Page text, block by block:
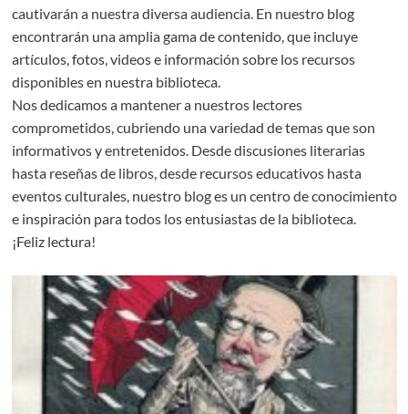
cautivarán a nuestra diversa audiencia. En nuestro blog
encontrarán una amplia gama de contenido, que incluye
artículos, fotos, videos e información sobre los recursos
disponibles en nuestra biblioteca.
Nos dedicamos a mantener a nuestros lectores
comprometidos, cubriendo una variedad de temas que son
informativos y entretenidos. Desde discusiones literarias
hasta reseñas de libros, desde recursos educativos hasta
eventos culturales, nuestro blog es un centro de conocimiento
e inspiración para todos los entusiastas de la biblioteca.
¡Feliz lectura!